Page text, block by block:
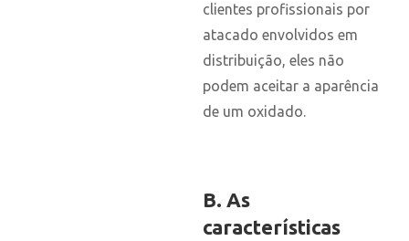
clientes profissionais por
atacado envolvidos em
distribuição, eles não
podem aceitar a aparência
de um oxidado.
B. As
características